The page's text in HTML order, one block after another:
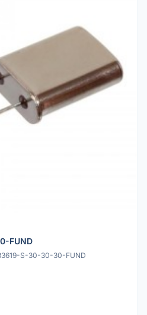
FUND
S-30-30-30-FUND